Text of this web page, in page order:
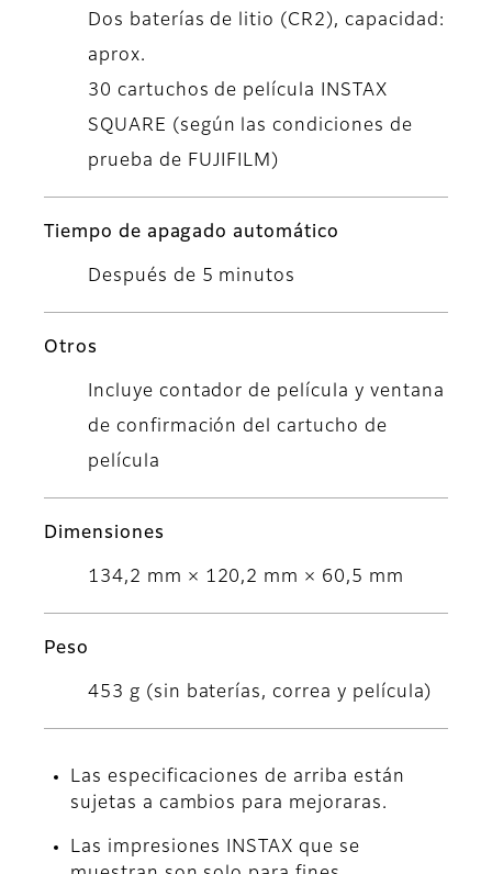
Dos baterías de litio (CR2), capacidad:
aprox.
30 cartuchos de película INSTAX
SQUARE (según las condiciones de
prueba de FUJIFILM)
Tiempo de apagado automático
Después de 5 minutos
Otros
Incluye contador de película y ventana
de confirmación del cartucho de
película
Dimensiones
134,2 mm × 120,2 mm × 60,5 mm
Peso
453 g (sin baterías, correa y película)
Las especificaciones de arriba están
sujetas a cambios para mejoraras.
Las impresiones INSTAX que se